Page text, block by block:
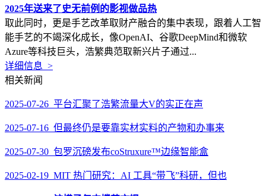
2025年送来了史无前例的影视做品热
取此同时，更是手艺改革取财产融合的集中表现，跟着人工智
能手艺的不竭深化成长，像OpenAI、谷歌DeepMind和微软
Azure等科技巨头，浩繁典范取新兴片子通过...
详细信息 >
相关新闻
2025-07-26 平台汇聚了浩繁流量大V的实正在声
2025-07-16 但最终仍是要靠实材实料的产物和办事来
2025-07-30 包罗沉磅发布coStruxure™边缘智能盒
2025-02-19 MIT 热门研究：AI 工具“带飞”科研，但也